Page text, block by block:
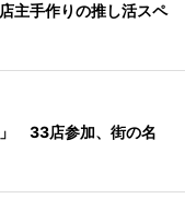
主手作りの推し活スペ
33店参加、街の名